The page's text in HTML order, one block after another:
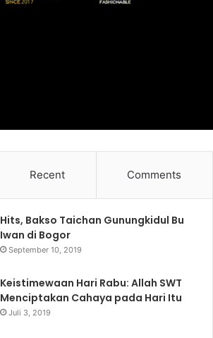
Recent Comments
Hits, Bakso Taichan Gunungkidul Bu
Iwan di Bogor
September 10, 2019
Keistimewaan Hari Rabu: Allah SWT
Menciptakan Cahaya pada Hari Itu
Juli 3, 2019